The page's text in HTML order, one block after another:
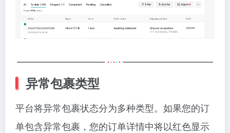
异常包裹类型
平台将异常包裹状态分为多种类型。如果您的订
单包含异常包裹，您的订单详情中将以红色显示